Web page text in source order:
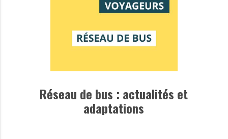
Réseau de bus : actualités et
adaptations